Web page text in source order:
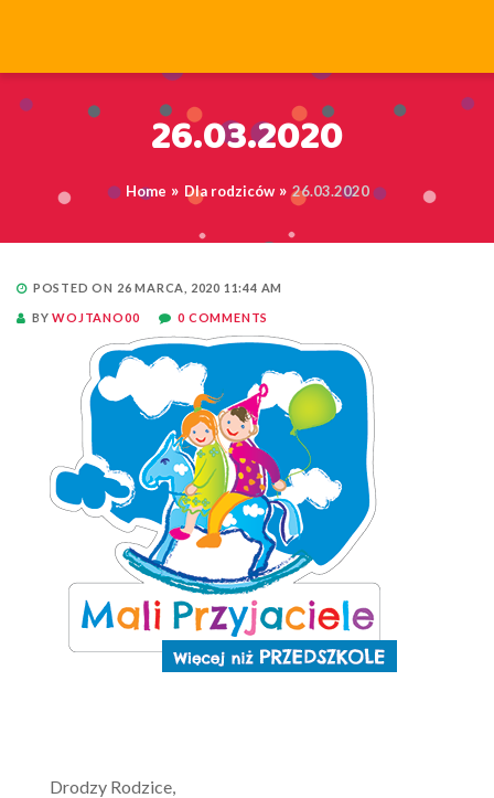
26.03.2020
Home Dla rodziców 26.03.2020
POSTED ON 26 MARCA, 2020 11:44 AM
BYWOJTANO00 0 COMMENTS
Drodzy Rodzice,